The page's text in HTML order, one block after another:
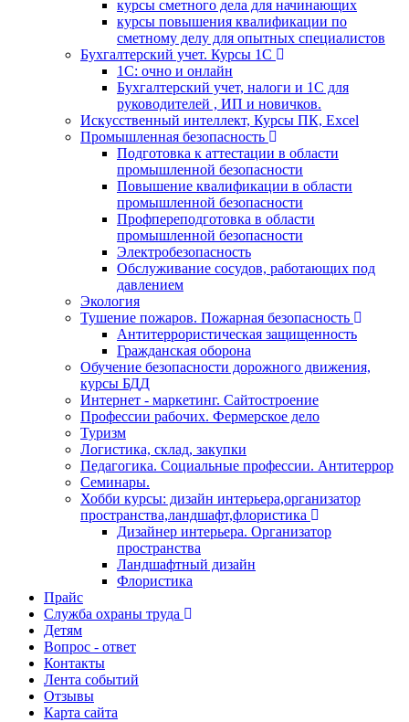
курсы сметного дела для начинающих
курсы повышения квалификации по
сметному делу для опытных специалистов
Бухгалтерский учет. Курсы 1С
1С: очно и онлайн
Бухгалтерский учет, налоги и 1С для
руководителей , ИП и новичков.
Искусственный интеллект, Курсы ПК, Excel
Промышленная безопасность
Подготовка к аттестации в области
промышленной безопасности
Повышение квалификации в области
промышленной безопасности
Профпереподготовка в области
промышленной безопасности
Электробезопасность
Обслуживание сосудов, работающих под
давлением
Экология
Тушение пожаров. Пожарная безопасность
Антитеррористическая защищенность
Гражданская оборона
Обучение безопасности дорожного движения,
курсы БДД
Интернет - маркетинг. Сайтостроение
Профессии рабочих. Фермерское дело
Туризм
Логистика, склад, закупки
Педагогика. Социальные профессии. Антитеррор
Семинары.
Хобби курсы: дизайн интерьера,организатор
пространства,ландшафт,флористика
Дизайнер интерьера. Организатор
пространства
Ландшафтный дизайн
Флористика
Прайс
Служба охраны труда
Детям
Вопрос - ответ
Контакты
Лента событий
Отзывы
Карта сайта